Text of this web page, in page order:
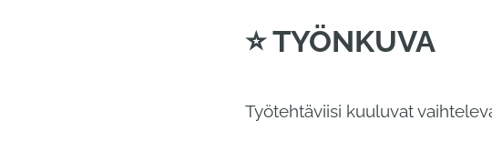
⭐ TYÖNKUVA
Työtehtäviisi kuuluvat